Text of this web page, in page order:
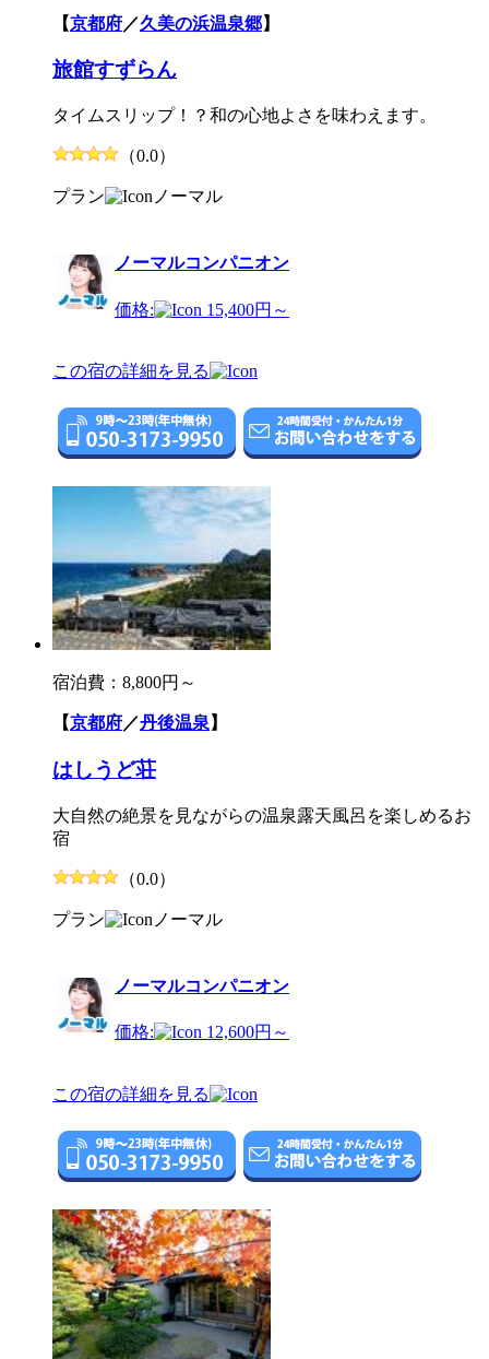
【京都府／久美の浜温泉郷】
旅館すずらん
タイムスリップ！？和の心地よさを味わえます。
（0.0）
プラン ノーマル
ノーマルコンパニオン
価格: 15,400円～
この宿の詳細を見る
宿泊費： 8,800円～
【京都府／丹後温泉 】
はしうど荘
大自然の絶景を見ながらの温泉露天風呂を楽しめるお
宿
（0.0）
プラン ノーマル
ノーマルコンパニオン
価格: 12,600円～
この宿の詳細を見る